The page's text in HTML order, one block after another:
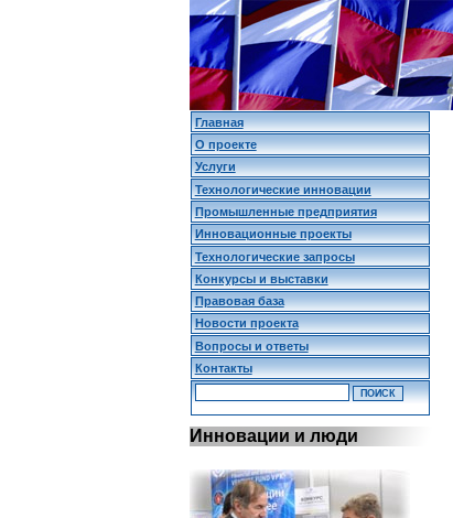
Главная
О проекте
Услуги
Технологические инновации
Промышленные предприятия
Инновационные проекты
Технологические запросы
Конкурсы и выставки
Правовая база
Новости проекта
Вопросы и ответы
Контакты
Инновации и люди